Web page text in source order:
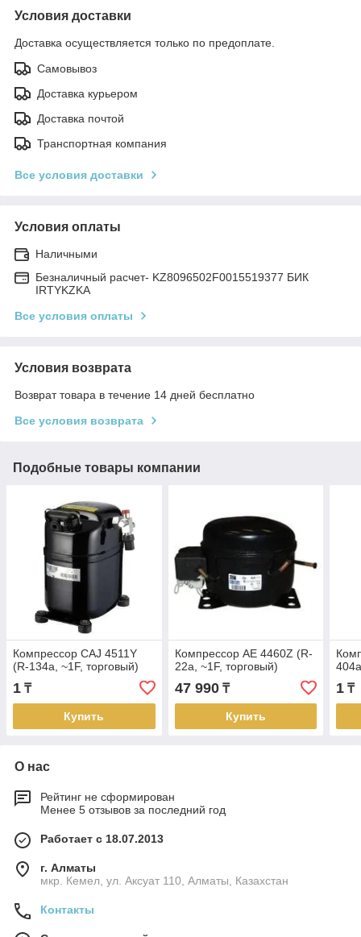
Условия доставки
Доставка осуществляется только по предоплате.
Самовывоз
Доставка курьером
Доставка почтой
Транспортная компания
Все условия доставки
Условия оплаты
Наличными
Безналичный расчет- KZ8096502F0015519377 БИК
IRTYKZKA
Все условия оплаты
Условия возврата
Возврат товара в течение 14 дней бесплатно
Все условия возврата
Подобные товары компании
Компрессор СAJ 4511Y
(R-134a, ~1F, торговый)
1 ₸
Купить
Компрессор AЕ 4460Z (R-
22a, ~1F, торговый)
47 990₸
Купить
1 ₸
О нас
Рейтинг не сформирован
Менее 5 отзывов за последний год
Работает с 18.07.2013
г. Алматы
мкр. Кемел, ул. Аксуат 110, Алматы, Казахстан
Контакты